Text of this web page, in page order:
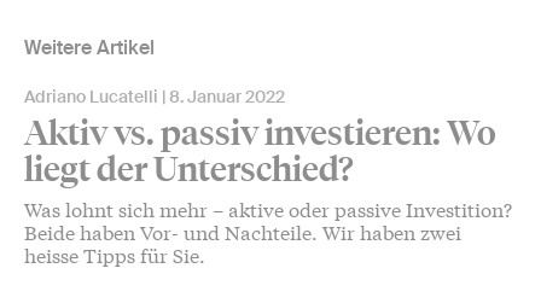
Weitere Artikel
Adriano Lucatelli 8. Januar 2022
Aktiv vs. passiv investieren: Wo
liegt der Unterschied?
Was lohnt sich mehr – aktive oder passive Investition?
Beide haben Vor- und Nachteile. Wir haben zwei
heisse Tipps für Sie.